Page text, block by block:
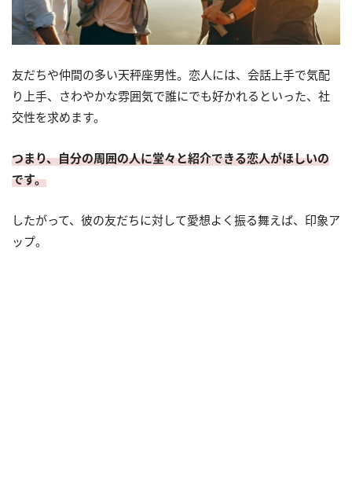
友だちや仲間の多い天秤座男性。恋人には、会話上手で気配
り上手、さわやかな雰囲気で誰にでも好かれるといった、社
交性を求めます。
つまり、自分の周囲の人に堂々と紹介できる恋人がほしいの
です。
したがって、彼の友だちに対して愛想よく振る舞えば、印象ア
ップ。